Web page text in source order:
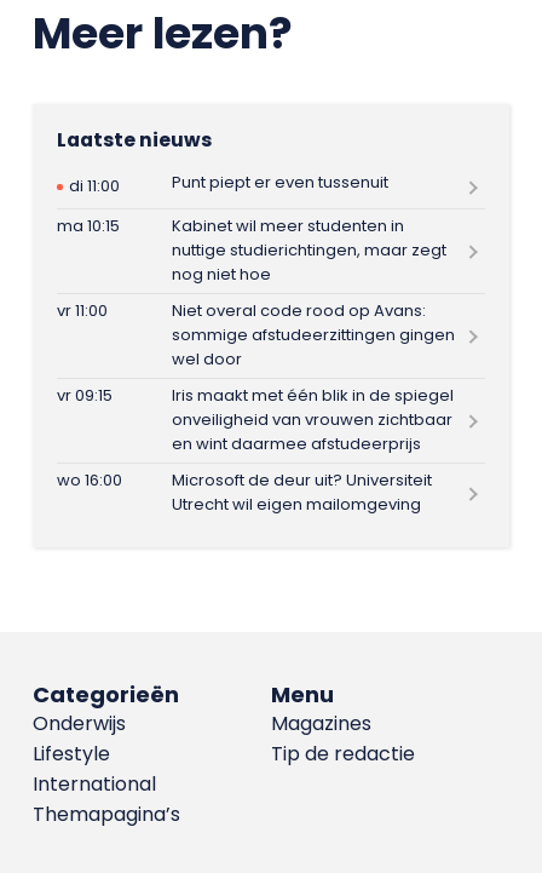
Meer lezen?
Laatste nieuws
di 11:00
Punt piept er even tussenuit
ma 10:15
Kabinet wil meer studenten in
nuttige studierichtingen, maar zegt
nog niet hoe
vr 11:00
Niet overal code rood op Avans:
sommige afstudeerzittingen gingen
wel door
vr 09:15
Iris maakt met één blik in de spiegel
onveiligheid van vrouwen zichtbaar
en wint daarmee afstudeerprijs
wo 16:00
Microsoft de deur uit? Universiteit
Utrecht wil eigen mailomgeving
Menu
Magazines
Tip de redactie
Categorieën
Onderwijs
Lifestyle
International
Themapagina’s